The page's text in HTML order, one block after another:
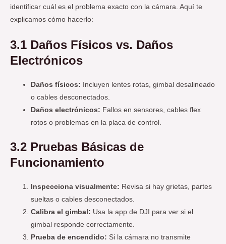
identificar cuál es el problema exacto con la cámara. Aquí te
explicamos cómo hacerlo:
3.1 Daños Físicos vs. Daños
Electrónicos
Daños físicos: Incluyen lentes rotas, gimbal desalineado
o cables desconectados.
Daños electrónicos: Fallos en sensores, cables flex
rotos o problemas en la placa de control.
3.2 Pruebas Básicas de
Funcionamiento
Inspecciona visualmente: Revisa si hay grietas, partes
sueltas o cables desconectados.
Calibra el gimbal: Usa la app de DJI para ver si el
gimbal responde correctamente.
Prueba de encendido: Si la cámara no transmite